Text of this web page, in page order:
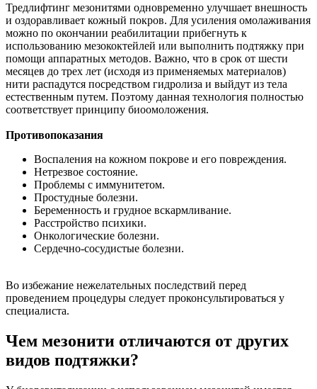
Тредлифтинг мезонитями одновременно улучшает внешность
и оздоравливает кожный покров. Для усиления омолаживания
можно по окончании реабилитации прибегнуть к
использованию мезококтейлей или выполнить подтяжку при
помощи аппаратных методов. Важно, что в срок от шести
месяцев до трех лет (исходя из применяемых материалов)
нити распадутся посредством гидролиза и выйдут из тела
естественным путем. Поэтому данная технология полностью
соответствует принципу биоомоложения.
Противопоказания
Воспаления на кожном покрове и его повреждения.
Нетрезвое состояние.
Проблемы с иммунитетом.
Простудные болезни.
Беременность и грудное вскармливание.
Расстройство психики.
Онкологические болезни.
Сердечно-сосудистые болезни.
Во избежание нежелательных последствий перед
проведением процедуры следует проконсультироваться у
специалиста.
Чем мезонити отличаются от других
видов подтяжки?